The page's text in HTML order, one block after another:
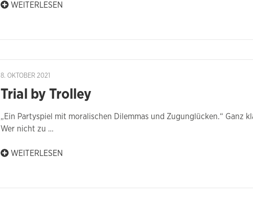
WEITERLESEN
8. OKTOBER 2021
Trial by Trolley
„Ein Partyspiel mit moralischen Dilemmas und Zugunglücken.“ Ganz
Wer nicht zu …
WEITERLESEN